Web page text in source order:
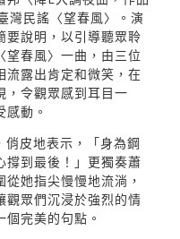
灣民謠〈望春風〉。演
要說明，以引導聽眾聆
望春風〉一曲，由三位
流露出肯定和微笑，在
，令觀眾感到耳目一
動。
皮地表示，「身為鋼
撐到最後！」更獨奏蕭
她指尖慢慢地流淌，
觀眾們沉浸於強烈的情
完美的句點。